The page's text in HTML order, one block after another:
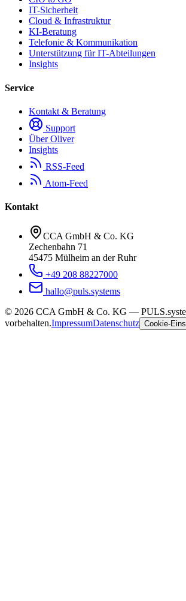
IT-Sicherheit
Cloud & Infrastruktur
KI-Beratung
Telefonie & Kommunikation
Unterstützung für IT-Abteilungen
Insights
Service
Kontakt & Beratung
Support
Über Oliver
Insights
RSS-Feed
Atom-Feed
Kontakt
CCA GmbH & Co. KG
Zechenbahn 71
45475 Mülheim an der Ruhr
+49 208 88227000
hallo@puls.systems
© 2026 CCA GmbH & Co. KG —
vorbehalten.ImpressumDatenschutz Cookie-